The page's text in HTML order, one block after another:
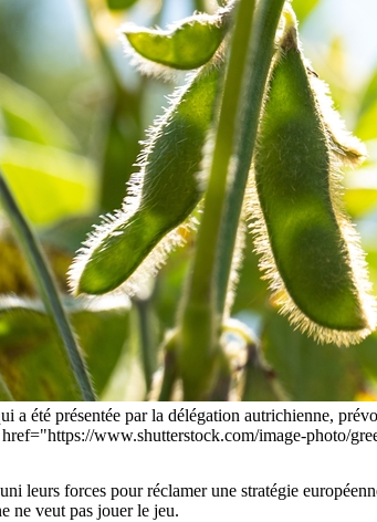
a été présentée par la délégation autrichienne,
href="https://www.shutterstock.com/image-photo/
leurs forces pour réclamer une stratégie
ne veut pas jouer le jeu.